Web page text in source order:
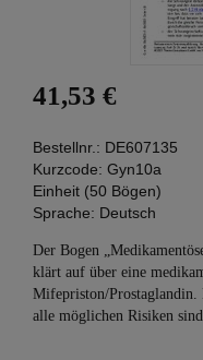
41,53 €
Bestellnr.: DE607135
Kurzcode: Gyn10a
Einheit (50 Bögen)
Sprache: Deutsch
Der Bogen
klärt auf über eine
Mifepriston/Prostaglandin.
alle möglichen Risiken